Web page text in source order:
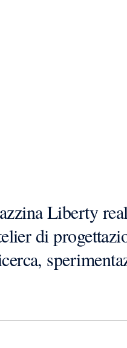
Liberty
di